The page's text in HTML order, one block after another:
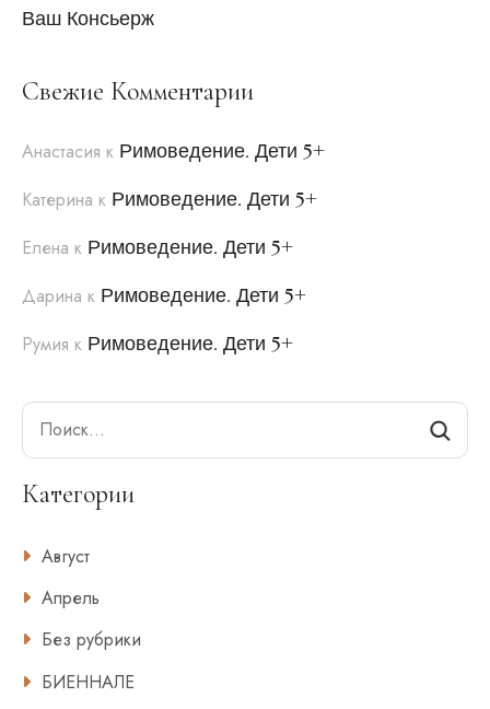
Ваш Консьерж
Свежие Комментарии
Анастасия к Римоведение. Дети 5+
Катерина к Римоведение. Дети 5+
Елена к Римоведение. Дети 5+
Дарина к Римоведение. Дети 5+
Румия к Римоведение. Дети 5+
Search
Категории
Август
Апрель
Без рубрики
БИЕННАЛЕ